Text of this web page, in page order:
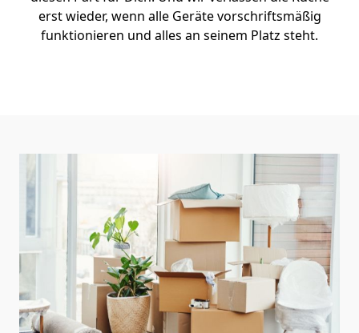
erst wieder, wenn alle Geräte vorschriftsmäßig
funktionieren und alles an seinem Platz steht.